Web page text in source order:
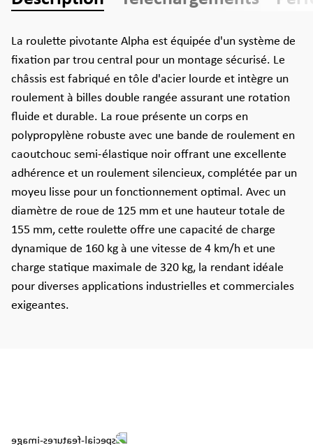
La roulette pivotante Alpha est équipée d'un système de
fixation par trou central pour un montage sécurisé. Le
châssis est fabriqué en tôle d'acier lourde et intègre un
roulement à billes double rangée assurant une rotation
fluide et durable. La roue présente un corps en
polypropylène robuste avec une bande de roulement en
caoutchouc semi-élastique noir offrant une excellente
adhérence et un roulement silencieux, complétée par un
moyeu lisse pour un fonctionnement optimal. Avec un
diamètre de roue de 125 mm et une hauteur totale de
155 mm, cette roulette offre une capacité de charge
dynamique de 160 kg à une vitesse de 4 km/h et une
charge statique maximale de 320 kg, la rendant idéale
pour diverses applications industrielles et commerciales
exigeantes.